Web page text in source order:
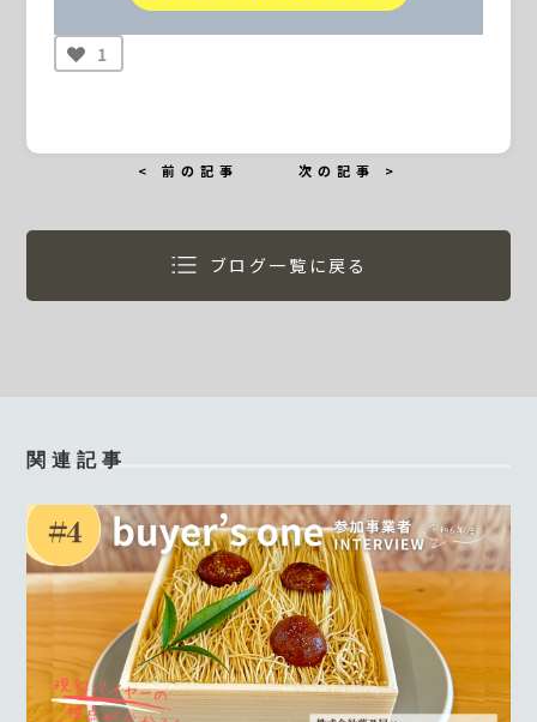
1
< 前の記事 次の記事 >
ブログ一覧に戻る
関連記事